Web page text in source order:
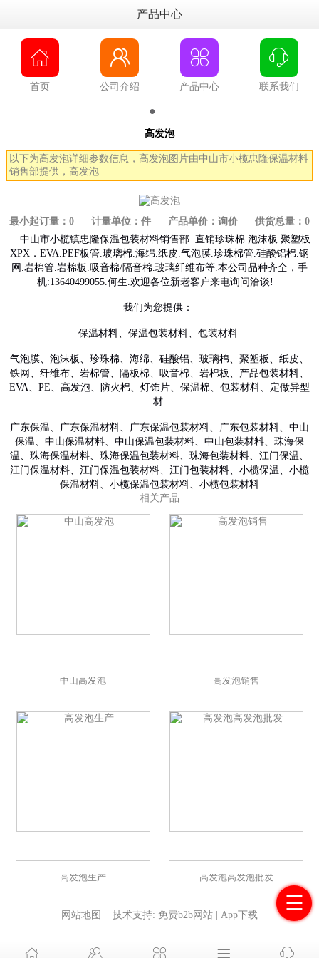
☰
产品中心

首页

公司介绍

产品中心

联系我们
●
高发泡
以下为高发泡详细参数信息，高发泡图片由中山市小榄忠隆保温材料
销售部提供，高发泡
最小起订量：0 计量单位：件 产品单价：询价 供货总量：0
中山市小榄镇忠隆保温包装材料销售部 直销珍珠棉.泡沫板.聚塑板
XPX．EVA.PEF板管.玻璃棉.海绵.纸皮.气泡膜.珍珠棉管.硅酸铝棉.钢
网.岩棉管.岩棉板.吸音棉/隔音棉.玻璃纤维布等.本公司品种齐全，手
机:13640499055.何生.欢迎各位新老客户来电询问洽谈!
我们为您提供：
保温材料、保温包装材料、包装材料
气泡膜、泡沫板、珍珠棉、海绵、硅酸铝、玻璃棉、聚塑板、纸皮、
铁网、纤维布、岩棉管、隔板棉、吸音棉、岩棉板、产品包装材料、
EVA、PE、高发泡、防火棉、灯饰片、保温棉、包装材料、定做异型
材
广东保温、广东保温材料、广东保温包装材料、广东包装材料、中山
保温、中山保温材料、中山保温包装材料、中山包装材料、珠海保
温、珠海保温材料、珠海保温包装材料、珠海包装材料、江门保温、
江门保温材料、江门保温包装材料、江门包装材料、小榄保温、小榄
保温材料、小榄保温包装材料、小榄包装材料
相关产品
中山高发泡 高发泡销售
高发泡生产 高发泡高发泡批发
网站地图 技术支持: 免费b2b网站| App下载
    